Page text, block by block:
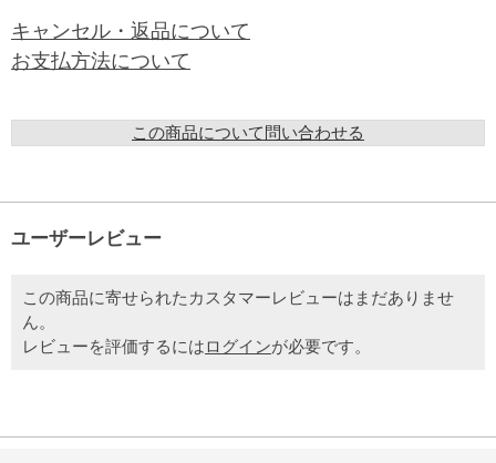
キャンセル・返品について
お支払方法について
この商品について問い合わせる
ユーザーレビュー
この商品に寄せられたカスタマーレビューはまだありませ
ん。
レビューを評価するにはログインが必要です。